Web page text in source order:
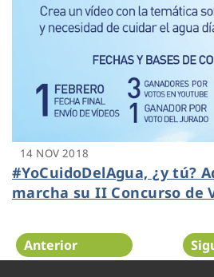
14 NOV 2018
#YoCuidoDelAgua, ¿y tú?
marcha su II Concurso de
Anterior